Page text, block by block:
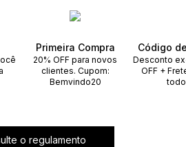
Primeira Compra
20% OFF para novos
clientes. Cupom:
Bemvindo20
Código
Desconto
OFF +
o regulamento